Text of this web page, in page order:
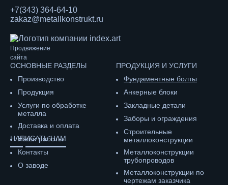
+7(343) 364-64-10
zakaz@metallkonstrukt.ru
Продвижение
сайта
ОСНОВНЫЕ РАЗДЕЛЫ
Производство
Продукция
Услуги по обработке
металла
Доставка и оплата
Наши работы
Контакты
О заводе
ПРОДУКЦИЯ И УСЛУГИ
Фундаментные болты
Анкерные блоки
Закладные детали
Заборы и ограждения
Строительные
металлоконструкции
Металлоконструкции
трубопроводов
Металлоконструкции по
чертежам заказчика
НАПИСАТЬ НАМ